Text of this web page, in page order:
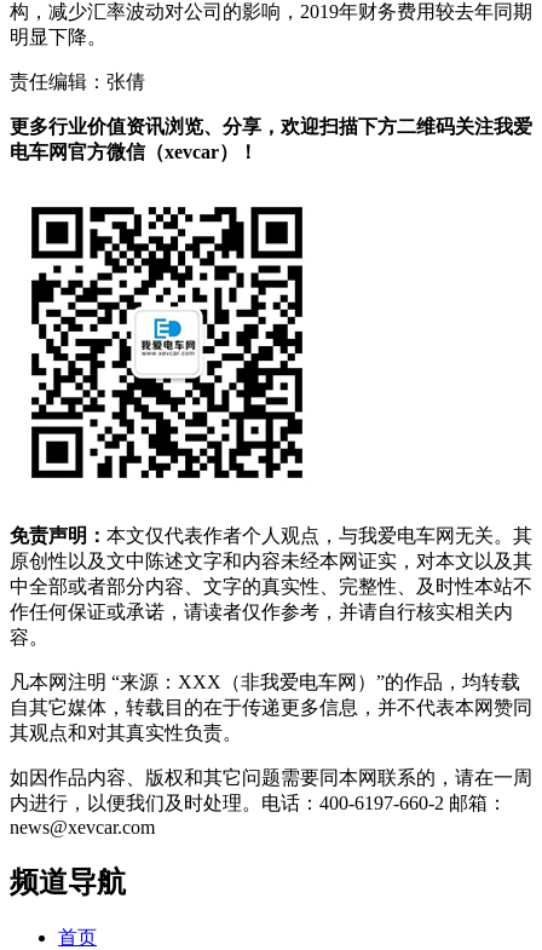
构，减少汇率波动对公司的影响，2019年财务费用较去年同期
明显下降。
责任编辑：张倩
更多行业价值资讯浏览、分享，欢迎扫描下方二维码关注我爱
电车网官方微信（xevcar）！
免责声明： 本文仅代表作者个人观点，与我爱电车网无关。其
原创性以及文中陈述文字和内容未经本网证实，对本文以及其
中全部或者部分内容、文字的真实性、完整性、及时性本站不
作任何保证或承诺，请读者仅作参考，并请自行核实相关内
容。
凡本网注明 “来源：XXX（非我爱电车网）”的作品，均转载
自其它媒体，转载目的在于传递更多信息，并不代表本网赞同
其观点和对其真实性负责。
如因作品内容、版权和其它问题需要同本网联系的，请在一周
内进行，以便我们及时处理。电话：400-6197-660-2 邮箱：
news@xevcar.com
频道导航
首页